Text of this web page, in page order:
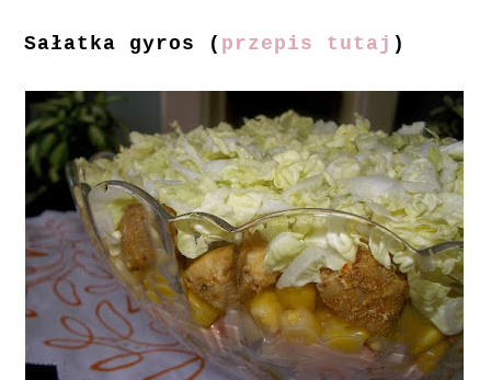
Sałatka gyros ( przepis tutaj )